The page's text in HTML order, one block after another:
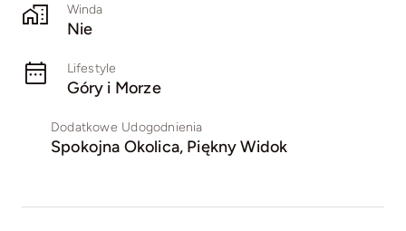
Winda
Nie
Lifestyle
Góry i Morze
Dodatkowe Udogodnienia
Spokojna Okolica, Piękny Widok